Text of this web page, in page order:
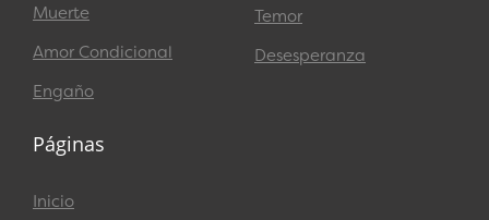
Muerte
Amor Condicional
Engaño
Temor
Desesperanza
Páginas
Inicio